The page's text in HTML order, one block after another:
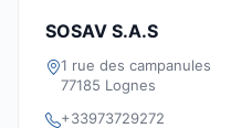
SOSAV S.A.S
1 rue des campanules
77185 Lognes
+33973729272